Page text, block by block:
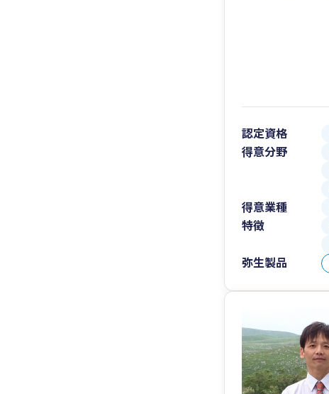
認定資格
得意分野
得意業種
特徴
弥生製品